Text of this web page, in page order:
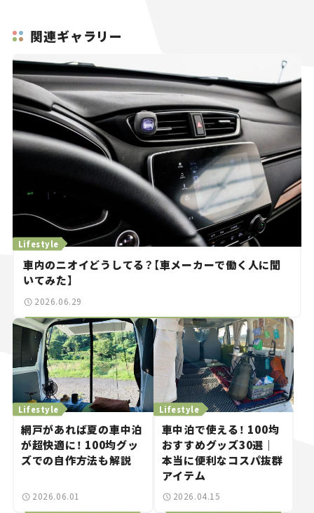
関連ギャラリー
Lifestyle
車内のニオイどうしてる？【車メーカーで働く人に聞
いてみた】
2026.06.29
Lifestyle
網戸があれば夏の車中泊
が超快適に！ 100均グッ
ズでの自作方法も解説
2026.06.01
Lifestyle
車中泊で使える！ 100均
おすすめグッズ30選｜
本当に便利なコスパ抜群
アイテム
2026.04.15